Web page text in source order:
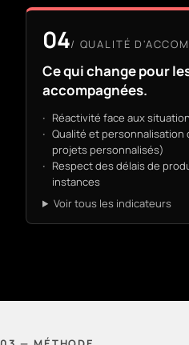
04/ QUALITÉ
Ce qui change pour
accompagnées.
Réactivité face aux
Qualité et
projets personnalisés)
Respect des délais de
instances
Voir tous les indicateurs